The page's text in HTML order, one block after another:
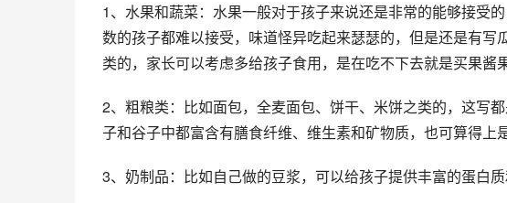
1、水果和蔬菜：水果一般对于孩子来说还是非常的能够接受
数的孩子都难以接受，味道怪异吃起来瑟瑟的，但是还是有
类的，家长可以考虑多给孩子食用，是在吃不下去就是买果酱
2、粗粮类：比如面包，全麦面包、饼干、米饼之类的，这写
子和谷子中都富含有膳食纤维、维生素和矿物质，也可算得上
3、奶制品：比如自己做的豆浆，可以给孩子提供丰富的蛋白